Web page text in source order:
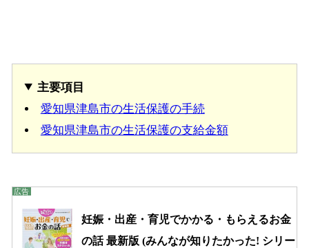
主要項目
愛知県津島市の生活保護の手続
愛知県津島市の生活保護の支給金額
妊娠・出産・育児でかかる・もらえるお金
の話 最新版 (みんなが知りたかった! シリー